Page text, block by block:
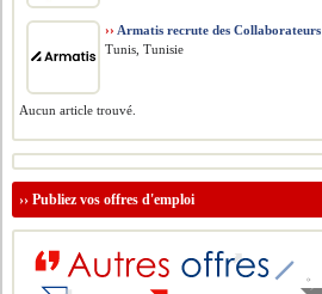
›› Armatis recrute des Collaborateurs
Tunis, Tunisie
Aucun article trouvé.
››Publiez vos offres d'emploi